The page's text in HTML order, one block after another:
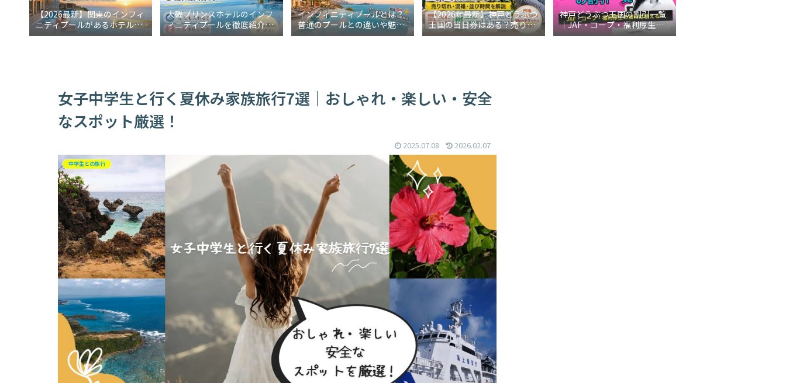
【2026最新】関東のインフィ
ニティプールがあるホテル5
選！週末に行けるご褒美宿
大磯プリンスホテルのインフ
ィニティプールを徹底紹介！
冬でも入れる？水着事情も解
インフィニティプールとは？
普通のプールとの違いや魅力
をわかりやすく解説
【2026年最新】神戸どうぶつ
王国の当日券はある？売り切
れ・混雑・並び時間を解説
神戸どうぶつ王国の割引一覧
｜JAF・コープ・福利厚生の
優待は使える？
女子中学生と行く夏休み家族旅行7選｜おしゃれ・楽しい・安全
なスポット厳選！
2025.07.08 2026.02.07
中学生との旅行